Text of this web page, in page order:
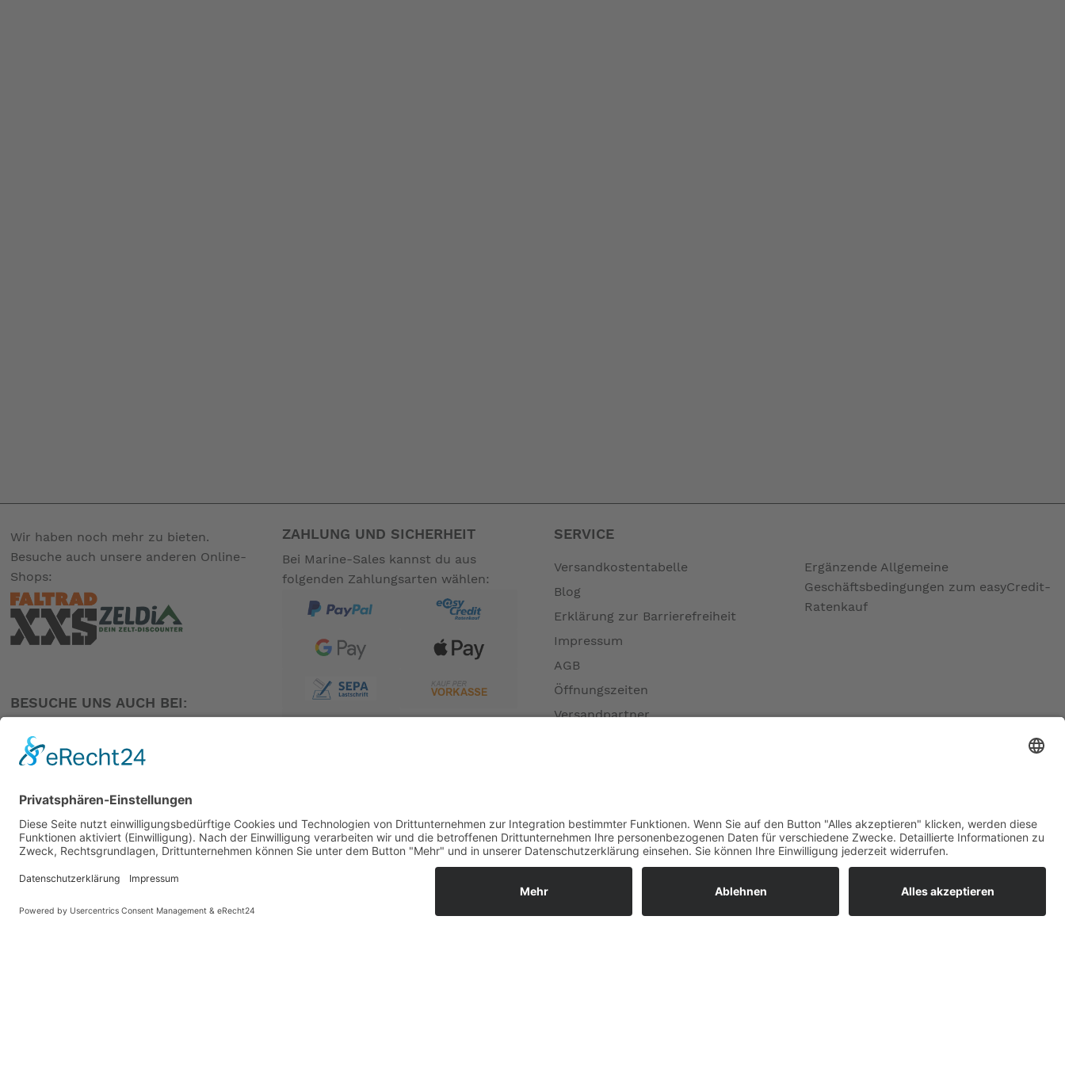
Wir haben noch mehr zu bieten.
Besuche auch unsere anderen Online-
Shops:
BESUCHE UNS AUCH BEI:
ZAHLUNG UND SICHERHEIT
Bei Marine-Sales kannst du aus
folgenden Zahlungsarten wählen:
SERVICE
Versandkostentabelle
Blog
Erklärung zur Barrierefreiheit
Impressum
AGB
Öffnungszeiten
Versandpartner
Widerrufsrecht MS
Widerrufsrecht bei Dienstleistungen
Ergänzende Allgemeine
Geschäftsbedingungen zum easyCredit-
Ratenkauf